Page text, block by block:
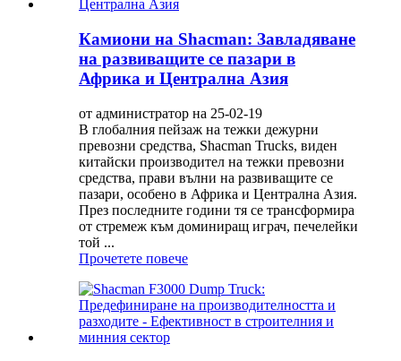
Камиони на Shacman: Завладяване
на развиващите се пазари в
Африка и Централна Азия
от администратор на 25-02-19
В глобалния пейзаж на тежки дежурни
превозни средства, Shacman Trucks, виден
китайски производител на тежки превозни
средства, прави вълни на развиващите се
пазари, особено в Африка и Централна Азия.
През последните години тя се трансформира
от стремеж към доминиращ играч, печелейки
той ...
Прочетете повече